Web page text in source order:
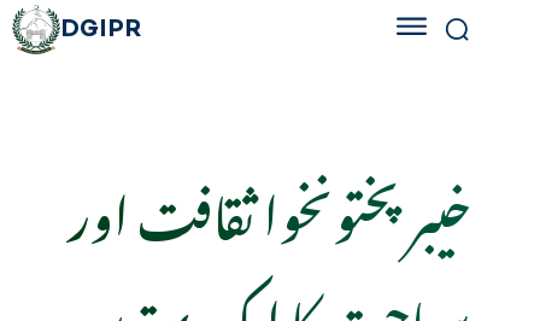
DGIPR
خیبر پختونخوا ثقافت اور